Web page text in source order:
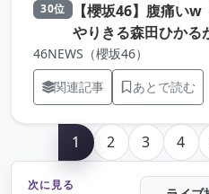
30位
【櫻坂46】腹痛い
やりきる森田ひかる
46NEWS（櫻坂46）
関連記事
あとで読む
1 2 3 4
次に見る